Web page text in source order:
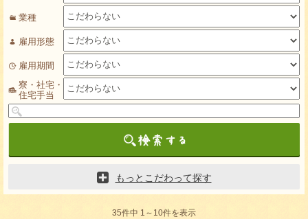
業種
雇用形態
雇用期間
寮・社宅・
住宅手当
もっとこだわって探す
35件中 1～10件を表示